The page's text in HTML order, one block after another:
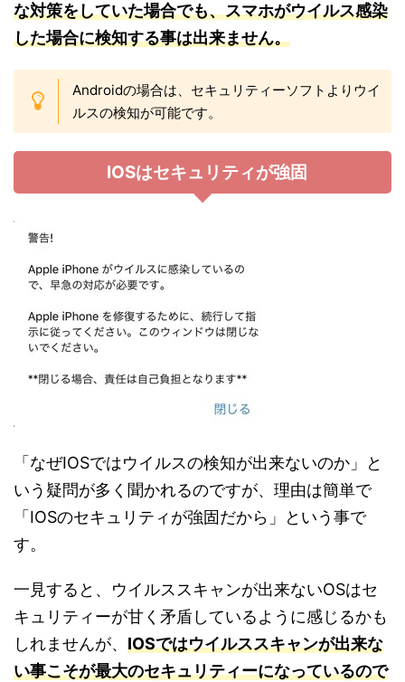
な対策をしていた場合でも、スマホがウイルス感染
した場合に検知する事は出来ません。
Androidの場合は、セキュリティーソフトよりウイ
ルスの検知が可能です。
IOSはセキュリティが強固
「なぜIOSではウイルスの検知が出来ないのか」と
いう疑問が多く聞かれるのですが、理由は簡単で
「IOSのセキュリティが強固だから」という事で
す。
一見すると、ウイルススキャンが出来ないOSはセ
キュリティーが甘く矛盾しているように感じるかも
しれませんが、 IOSではウイルススキャンが出来な
い事こそが最大のセキュリティーになっているので